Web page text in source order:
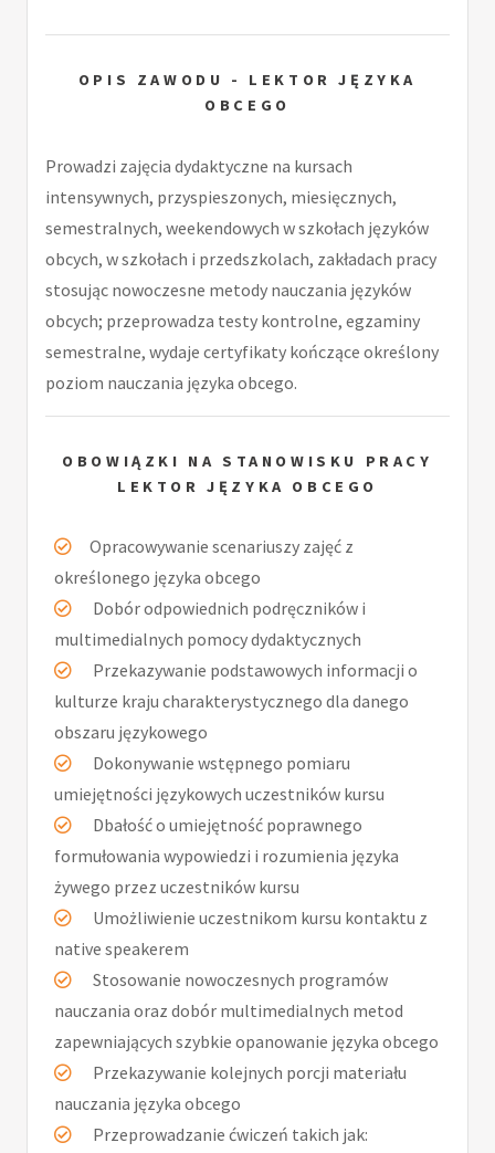
OPIS ZAWODU - LEKTOR JĘZYKA
OBCEGO
Prowadzi zajęcia dydaktyczne na kursach
intensywnych, przyspieszonych, miesięcznych,
semestralnych, weekendowych w szkołach języków
obcych, w szkołach i przedszkolach, zakładach pracy
stosując nowoczesne metody nauczania języków
obcych; przeprowadza testy kontrolne, egzaminy
semestralne, wydaje certyfikaty kończące określony
poziom nauczania języka obcego.
OBOWIĄZKI NA STANOWISKU PRACY
LEKTOR JĘZYKA OBCEGO
Opracowywanie scenariuszy zajęć z
określonego języka obcego
Dobór odpowiednich podręczników i
multimedialnych pomocy dydaktycznych
Przekazywanie podstawowych informacji o
kulturze kraju charakterystycznego dla danego
obszaru językowego
Dokonywanie wstępnego pomiaru
umiejętności językowych uczestników kursu
Dbałość o umiejętność poprawnego
formułowania wypowiedzi i rozumienia języka
żywego przez uczestników kursu
Umożliwienie uczestnikom kursu kontaktu z
native speakerem
Stosowanie nowoczesnych programów
nauczania oraz dobór multimedialnych metod
zapewniających szybkie opanowanie języka obcego
Przekazywanie kolejnych porcji materiału
nauczania języka obcego
Przeprowadzanie ćwiczeń takich jak: